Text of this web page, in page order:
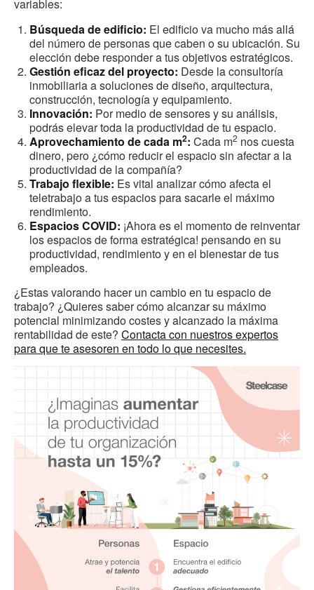
variables:
Búsqueda de edificio: El edificio va mucho más allá
del número de personas que caben o su ubicación. Su
elección debe responder a tus objetivos estratégicos.
Gestión eficaz del proyecto: Desde la consultoría
inmobiliaria a soluciones de diseño, arquitectura,
construcción, tecnología y equipamiento. ​
Innovación: Por medio de sensores y su análisis,
podrás elevar toda la productividad de tu espacio.
Aprovechamiento de cada m2: Cada m2 nos cuesta
dinero, pero ¿cómo reducir el espacio sin afectar a la
productividad de la compañía?
Trabajo flexible: Es vital analizar cómo afecta el
teletrabajo a tus espacios para sacarle el máximo
rendimiento.
Espacios COVID: ¡Ahora es el momento de reinventar
los espacios de forma estratégica! pensando en su
productividad, rendimiento y en el bienestar de tus
empleados.
¿Estas valorando hacer un cambio en tu espacio de
trabajo? ¿Quieres saber cómo alcanzar su máximo
potencial minimizando costes y alcanzado la máxima
rentabilidad de este? Contacta con nuestros expertos
para que te asesoren en todo lo que necesites.